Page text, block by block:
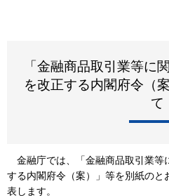
「金融商品取引業等に
を改正する内閣府令（
て
金融庁では、「金融商品取引業等
する内閣府令（案）」等を別紙の
表します。